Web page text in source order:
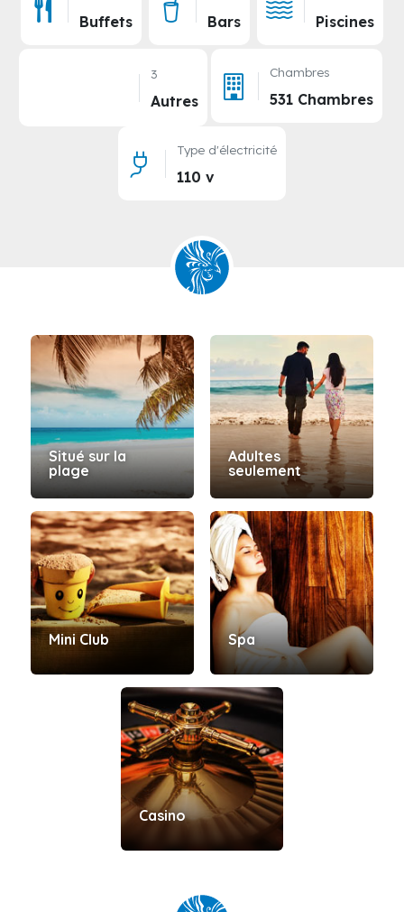
Buffets Bars Piscines
3
Autres
Chambres
531 Chambres
Type d'électricité
110 v
Situé sur la
plage
Adultes
seulement
Mini Club Spa
Casino